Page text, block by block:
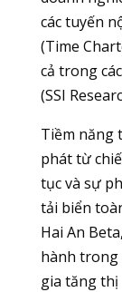
các tuyến
(Time
cả trong
(SSI
Tiềm năng
phát từ
tục và sự
tải biển
Hai An
hành trong
gia tăng thị